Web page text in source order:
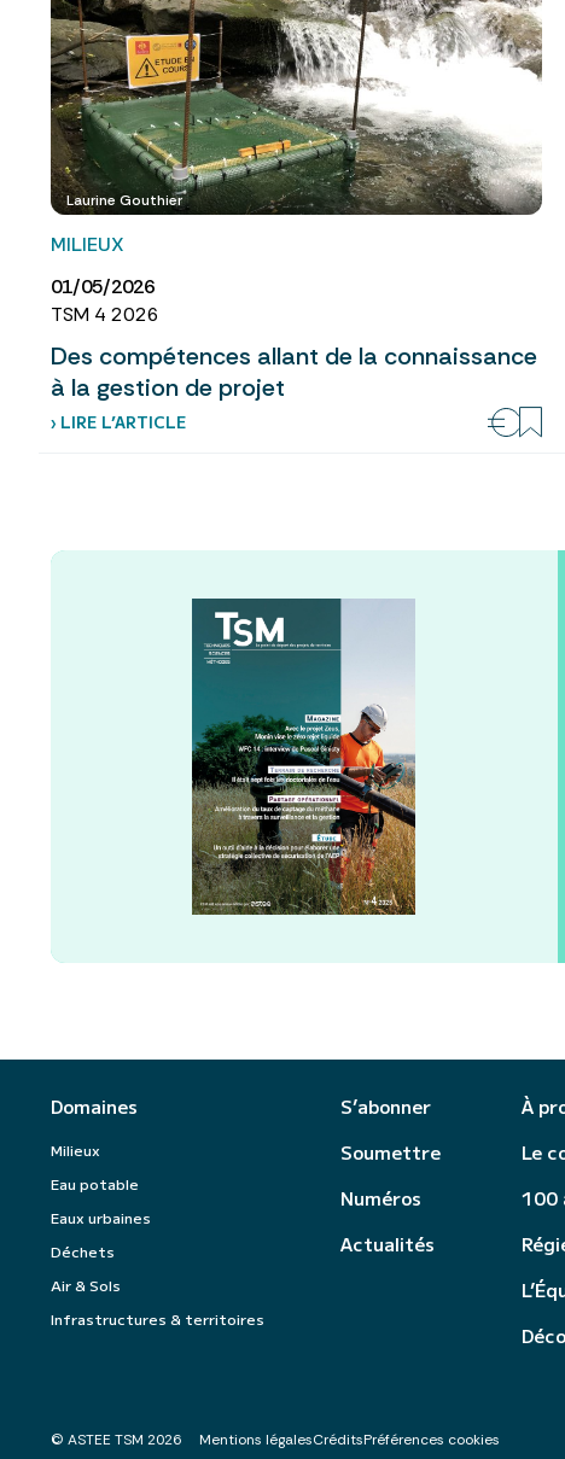
Laurine Gouthier
MILIEUX
01/05/2026
TSM 4 2026
Des compétences allant de la connaissance
à la gestion de projet
› LIRE L’ARTICLE
Domaines
Milieux
Eau potable
Eaux urbaines
Déchets
Air & Sols
Infrastructures & territoires
S’abonner
Soumettre
Numéros
Actualités
À
Le
100
© ASTEE TSM 2026 Mentions légalesCréditsPréférences cookies